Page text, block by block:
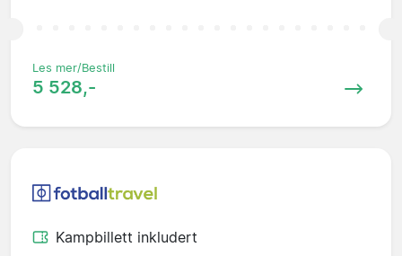
Les mer/Bestill
5 528,-
Kampbillett inkludert